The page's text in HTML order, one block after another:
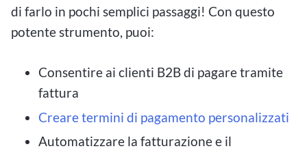
di farlo in pochi semplici passaggi! Con questo
potente strumento, puoi:
Consentire ai clienti B2B di pagare tramite
fattura
Creare termini di pagamento personalizzati
Automatizzare la fatturazione e il